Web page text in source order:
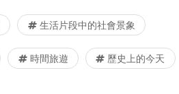
生活片段中的社會景象
時間旅遊 歷史上的今天